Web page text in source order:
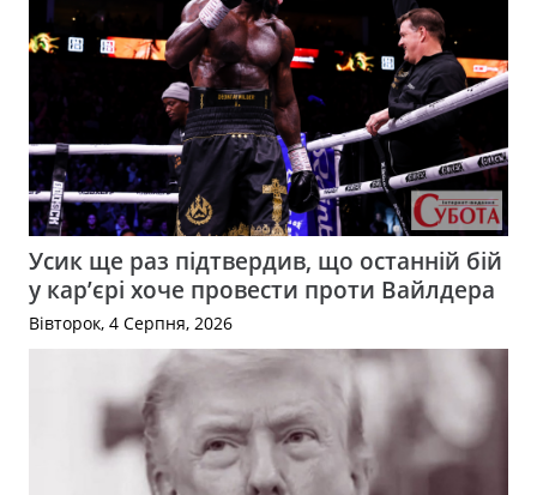
Усик ще раз підтвердив, що останній бій
у кар’єрі хоче провести проти Вайлдера
Вівторок, 4 Серпня, 2026